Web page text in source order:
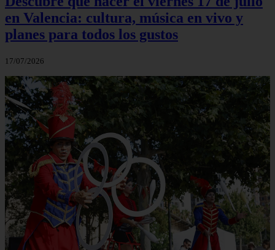
en Valencia: cultura, música en vivo y
planes para todos los gustos
17/07/2026